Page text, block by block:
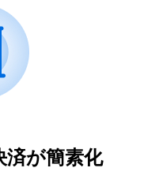
が簡素化